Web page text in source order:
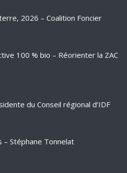
2026 – Coalition Foncier
100 % bio – Réorienter la ZAC
du Conseil régional d’IDF
Stéphane Tonnelat